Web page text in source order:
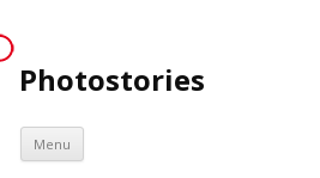
Photostories
Menu Spring
inhoud